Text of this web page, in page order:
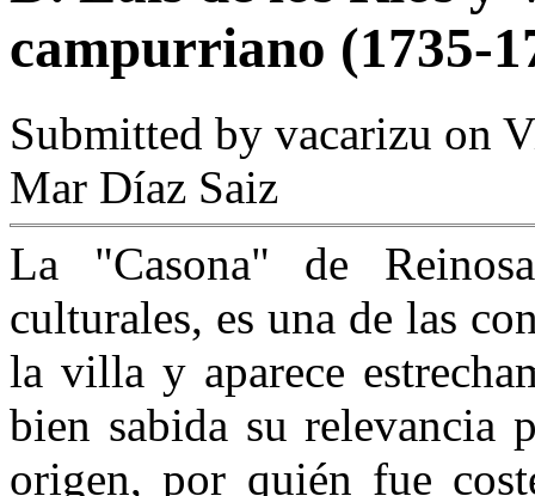
campurriano (1735-
Submitted by vacarizu on
Mar Díaz Saiz
La "Casona" de
culturales, es una de las
la villa y aparece
bien sabida su relevancia
origen, por quién fue